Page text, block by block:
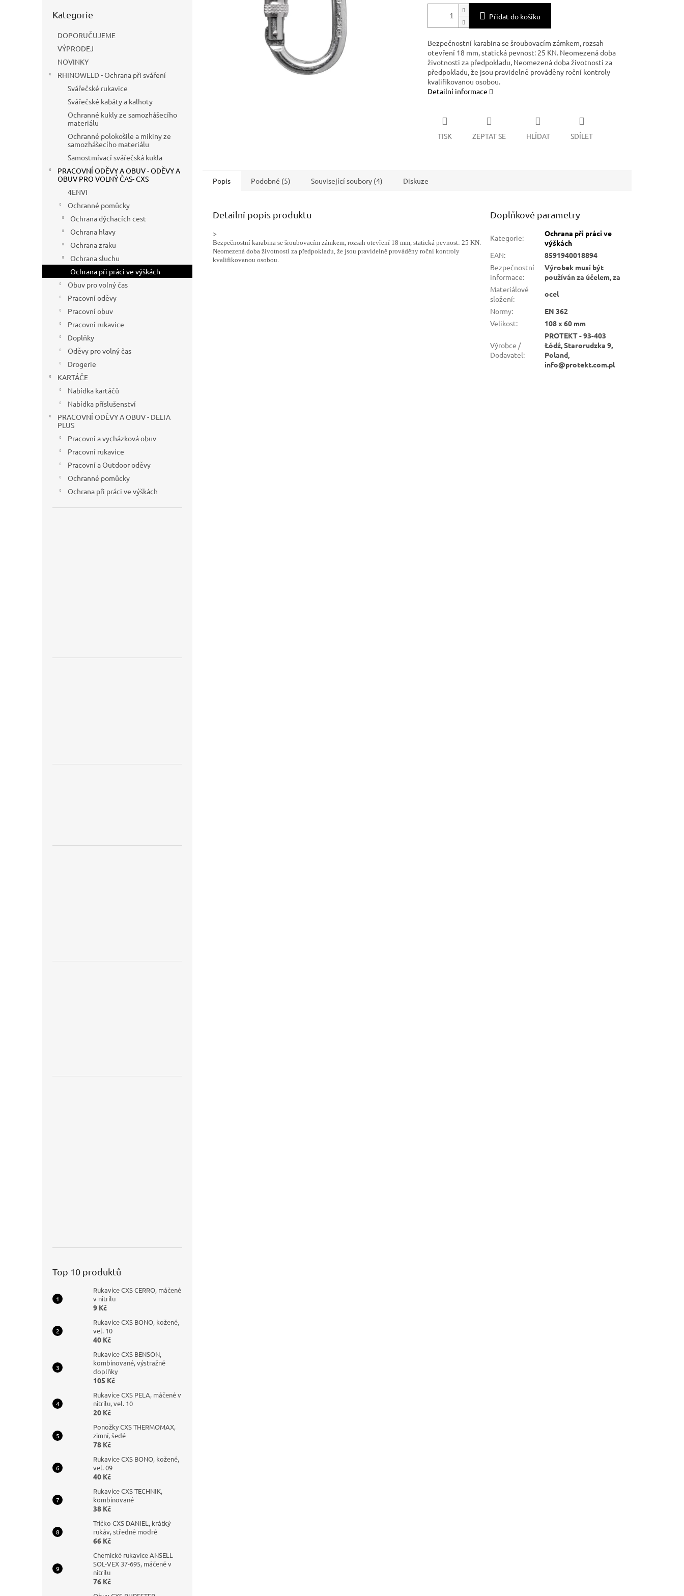
kategorie
Kategorie
DOPORUČUJEME
VÝPRODEJ
NOVINKY
RHINOWELD - Ochrana při sváření
Svářečské rukavice
Svářečské kabáty a kalhoty
Ochranné kukly ze samozhášecího
materiálu
Ochranné polokošile a mikiny ze
samozhášecího materiálu
Samostmívací svářečská kukla
PRACOVNÍ ODĚVY A OBUV - ODĚVY A
OBUV PRO VOLNÝ ČAS- CXS
4ENVI
Ochranné pomůcky
Ochrana dýchacích cest
Ochrana hlavy
Ochrana zraku
Ochrana sluchu
Ochrana při práci ve výškách
Obuv pro volný čas
Pracovní oděvy
Pracovní obuv
Pracovní rukavice
Doplňky
Oděvy pro volný čas
Drogerie
KARTÁČE
Nabídka kartáčů
Nabídka příslušenství
PRACOVNÍ ODĚVY A OBUV - DELTA
PLUS
Pracovní a vycházková obuv
Pracovní rukavice
Pracovní a Outdoor oděvy
Ochranné pomůcky
Ochrana při práci ve výškách
Top 10 produktů
Rukavice CXS CERRO, máčené
v nitrilu
9 Kč
Rukavice CXS BONO, kožené,
vel. 10
40 Kč
Rukavice CXS BENSON,
kombinované, výstražné
doplňky
105 Kč
Rukavice CXS PELA, máčené v
nitrilu, vel. 10
20 Kč
Ponožky CXS THERMOMAX,
zimní, šedé
78 Kč
Rukavice CXS BONO, kožené,
vel. 09
40 Kč
Rukavice CXS TECHNIK,
kombinované
38 Kč
Tričko CXS DANIEL, krátký
rukáv, středně modré
66 Kč
Chemické rukavice ANSELL
SOL-VEX 37-695, máčené v
nitrilu
76 Kč
Přidat do košíku
Bezpečnostní karabina se šroubovacím zámkem, rozsah
otevření 18 mm, statická pevnost: 25 KN. Neomezená doba
životnosti za předpokladu, Neomezená doba životnosti za
předpokladu, že jsou pravidelně prováděny roční kontroly
kvalifikovanou osobou.
Detailní informace
TISK ZEPTAT SE HLÍDAT SDÍLET
Popis Podobné (5) Související soubory (4) Diskuze
Detailní popis produktu
>
Bezpečnostní karabina se šroubovacím zámkem, rozsah otevření 18 mm, statická pevnost: 25 KN.
Neomezená doba životnosti za předpokladu, že jsou pravidelně prováděny roční kontroly
kvalifikovanou osobou.
Doplňkové parametry
Kategorie:
Ochrana při práci ve
výškách
EAN:
8591940018894
Bezpečnostní
informace:
Výrobek musí být
používán za účelem, za
Materiálové
složení:
ocel
Normy:
EN 362
Velikost: 108 x 60 mm
Výrobce /
Dodavatel:
PROTEKT - 93-403
Łódź, Starorudzka 9,
Poland,
info@protekt.com.pl